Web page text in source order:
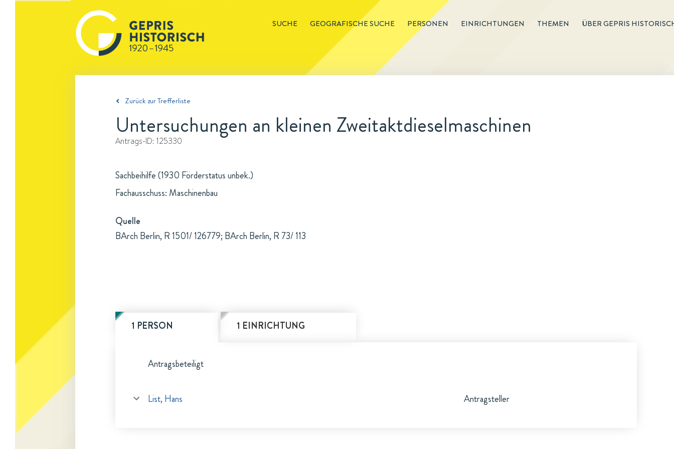
SUCHE GEOGRAFISCHE SUCHE PERSONEN EINRICHTUNGEN THEMEN ÜBER GEPRIS
Zurück zur Trefferliste
Untersuchungen an kleinen Zweitaktdieselmaschinen
Antrags-ID: 125330
Sachbeihilfe (1930 Förderstatus unbek.)
Fachausschuss: Maschinenbau
Quelle
BArch Berlin, R 1501/ 126779; BArch Berlin, R 73/ 113
1 PERSON 1 EINRICHTUNG
Antragsbeteiligt
List, Hans Antragsteller